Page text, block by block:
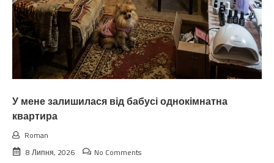
У мене залишилася від бабусі однокімнатна
квартира
Roman
8 Липня, 2026
No Comments